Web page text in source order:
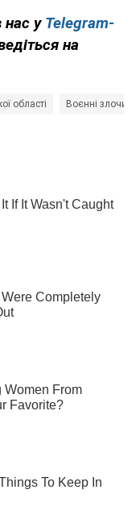
нас у Telegram-
на
області Воєнні